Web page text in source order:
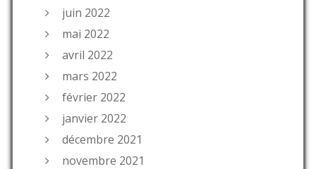
juin 2022
mai 2022
avril 2022
mars 2022
février 2022
janvier 2022
décembre 2021
novembre 2021